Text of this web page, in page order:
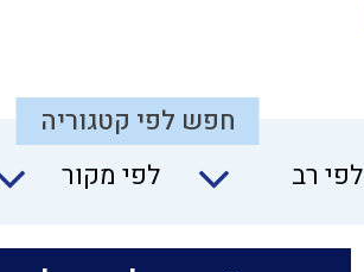
חפש לפי קטגוריה
לפי רב לפי מקור